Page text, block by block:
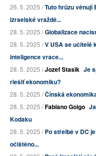
26. 5. 2025 /Tuto hrůzu
izraelské vraždě...
28. 5. 2025 /Globalizace
28. 5. 2025 /V USA se učitelé
inteligence vrace...
28. 5. 2025 /Jozef Stasik Je
riešiť ekonomiku?
28. 5. 2025 /Čínská
28. 5. 2025 /Fabiano Golgo
Kodaku
28. 5. 2025 /Po střelbě v DC
očištěno...